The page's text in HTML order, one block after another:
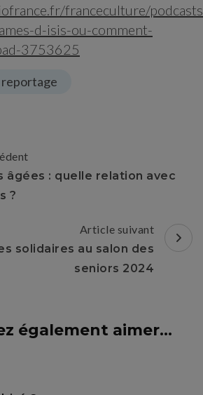
franceculture/
d-isis-ou-comment-
3753625
reportage
âgées : quelle relation avec
?
Article suivant
solidaires au salon des
seniors 2024
également aimer...